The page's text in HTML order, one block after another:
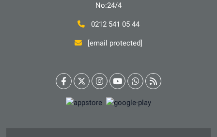
No:24/4
0212 541 05 44
[email protected]